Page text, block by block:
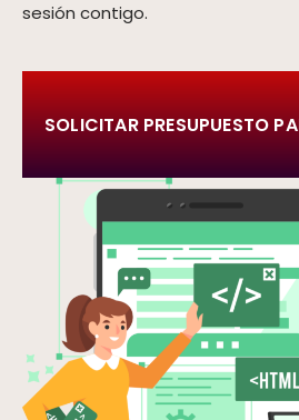
sesión contigo.
SOLICITAR PRESUPUESTO